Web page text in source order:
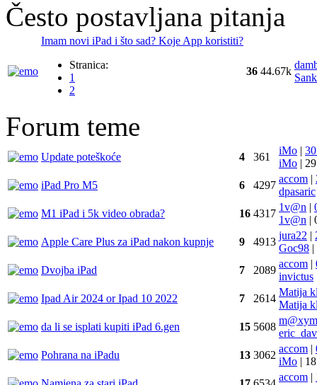
Često postavljana pitanja
Imam novi iPad i što sad? Koje App koristiti?
Stranica:
1
2
36 44.67k
Sank
Forum teme
Update poteškoće 4 361
iMo |
iMo |
iPad Pro M5
6 4297
accom |
dpasaric
M1 iPad i 5k video obrada?
16 4317
1v@n |
1v@n |
Apple Care Plus za iPad nakon kupnje
9 4913
jura22 |
Goc98 |
Dvojba iPad
7 2089
accom |
invictus
Ipad Air 2024 or Ipad 10 2022
7 2614
Matija
Matija
da li se isplati kupiti iPad 6.gen
15 5608
m@xym
Pohrana na iPadu
13 3062
accom |
iMo |
accom |